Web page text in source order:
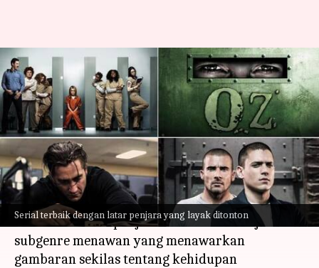
Serial terbaik dengan latar penjara yang layak ditonton
'Orange is the New Black,'
'Prison': Serial Berlatarkan
Penjara
menulis Handoko Oct 23, 2023 10:29 am
Apa ceritanya
Serial dengan latar di dalam dinding penjara
atau berbasis di penjara telah lama menjadi
subgenre menawan yang menawarkan
gambaran sekilas tentang kehidupan